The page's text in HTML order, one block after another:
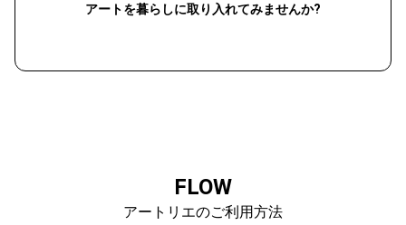
アートを暮らしに取り入れてみませんか?
FLOW
アートリエのご利用方法